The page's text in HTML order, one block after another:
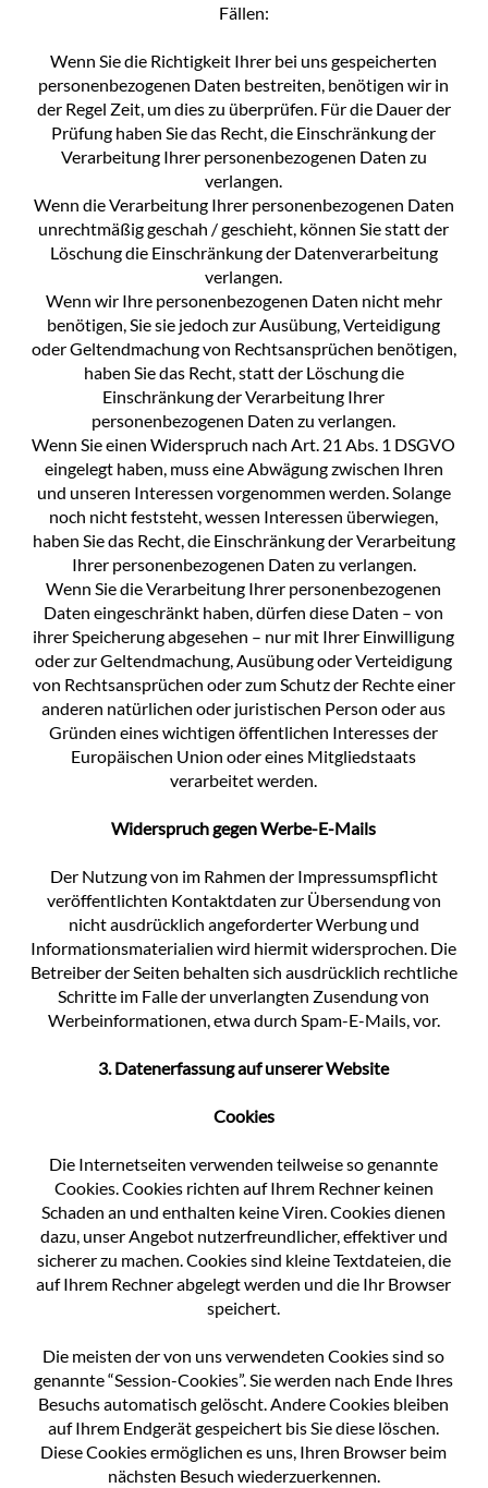
Fällen:
Wenn Sie die Richtigkeit Ihrer bei uns gespeicherten
personenbezogenen Daten bestreiten, benötigen wir in
der Regel Zeit, um dies zu überprüfen. Für die Dauer der
Prüfung haben Sie das Recht, die Einschränkung der
Verarbeitung Ihrer personenbezogenen Daten zu
verlangen.
Wenn die Verarbeitung Ihrer personenbezogenen Daten
unrechtmäßig geschah / geschieht, können Sie statt der
Löschung die Einschränkung der Datenverarbeitung
verlangen.
Wenn wir Ihre personenbezogenen Daten nicht mehr
benötigen, Sie sie jedoch zur Ausübung, Verteidigung
oder Geltendmachung von Rechtsansprüchen benötigen,
haben Sie das Recht, statt der Löschung die
Einschränkung der Verarbeitung Ihrer
personenbezogenen Daten zu verlangen.
Wenn Sie einen Widerspruch nach Art. 21 Abs. 1 DSGVO
eingelegt haben, muss eine Abwägung zwischen Ihren
und unseren Interessen vorgenommen werden. Solange
noch nicht feststeht, wessen Interessen überwiegen,
haben Sie das Recht, die Einschränkung der Verarbeitung
Ihrer personenbezogenen Daten zu verlangen.
Wenn Sie die Verarbeitung Ihrer personenbezogenen
Daten eingeschränkt haben, dürfen diese Daten – von
ihrer Speicherung abgesehen – nur mit Ihrer Einwilligung
oder zur Geltendmachung, Ausübung oder Verteidigung
von Rechtsansprüchen oder zum Schutz der Rechte einer
anderen natürlichen oder juristischen Person oder aus
Gründen eines wichtigen öffentlichen Interesses der
Europäischen Union oder eines Mitgliedstaats
verarbeitet werden.
Widerspruch gegen Werbe-E-Mails
Der Nutzung von im Rahmen der Impressumspflicht
veröffentlichten Kontaktdaten zur Übersendung von
nicht ausdrücklich angeforderter Werbung und
Informationsmaterialien wird hiermit widersprochen. Die
Betreiber der Seiten behalten sich ausdrücklich rechtliche
Schritte im Falle der unverlangten Zusendung von
Werbeinformationen, etwa durch Spam-E-Mails, vor.
3. Datenerfassung auf unserer Website
Cookies
Die Internetseiten verwenden teilweise so genannte
Cookies. Cookies richten auf Ihrem Rechner keinen
Schaden an und enthalten keine Viren. Cookies dienen
dazu, unser Angebot nutzerfreundlicher, effektiver und
sicherer zu machen. Cookies sind kleine Textdateien, die
auf Ihrem Rechner abgelegt werden und die Ihr Browser
speichert.
Die meisten der von uns verwendeten Cookies sind so
genannte “Session-Cookies”. Sie werden nach Ende Ihres
Besuchs automatisch gelöscht. Andere Cookies bleiben
auf Ihrem Endgerät gespeichert bis Sie diese löschen.
Diese Cookies ermöglichen es uns, Ihren Browser beim
nächsten Besuch wiederzuerkennen.